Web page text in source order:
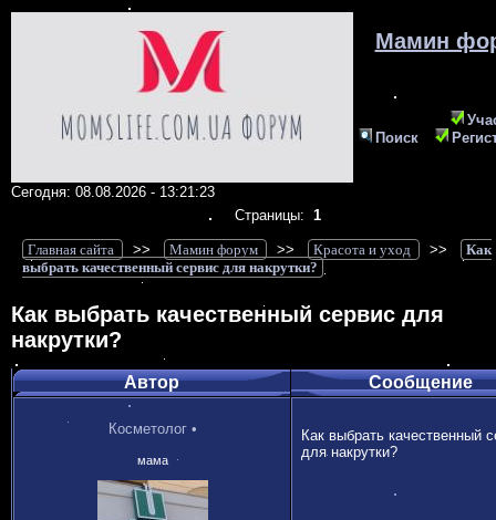
Мамин
Поиск
Сегодня: 08.08.2026 - 13:21:23
Страницы: 1
Главная сайта >> Мамин форум >> Красота и уход >>
Как
выбрать качественный сервис для накрутки?
Как выбрать качественный сервис для
накрутки?
Автор Сообщение
Косметолог •
мама
Как выбрать качественный
для накрутки?